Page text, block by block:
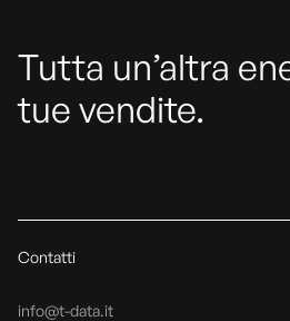
Tutta un’altra
tue vendite.
Contatti
info@t-data.it